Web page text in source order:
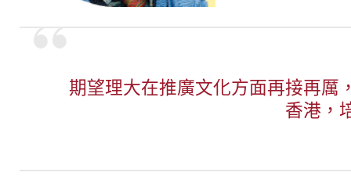
期望理大在推廣文化方面再接再厲
香港，